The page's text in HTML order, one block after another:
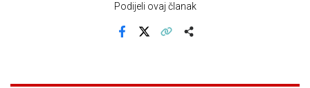
Podijeli ovaj članak